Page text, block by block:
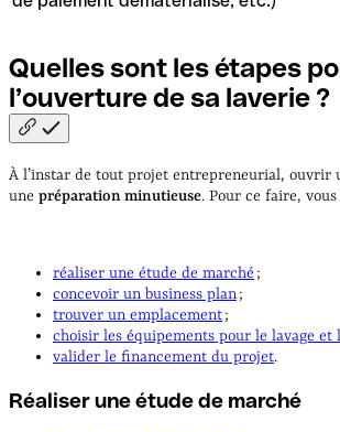
Quelles sont les étapes
l’ouverture de sa laverie ?
À l’instar de tout projet entrepreneurial, ouvrir
une préparation minutieuse. Pour ce faire, vous
réaliser une étude de marché ;
concevoir un business plan;
trouver un emplacement;
choisir les équipements pour le lavage et
valider le financement du projet.
Réaliser une étude de marché